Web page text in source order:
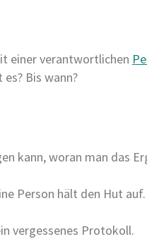
einer verantwortlichen
Bis wann?
kann, woran man das
Person hält den Hut auf.
vergessenes Protokoll.